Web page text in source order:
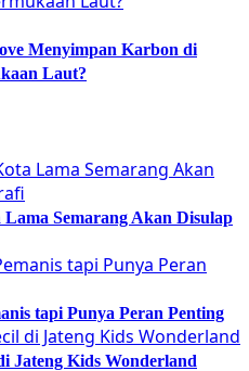
Menyimpan Karbon di
Laut?
Semarang Akan Disulap
tapi Punya Peran Penting
Jateng Kids Wonderland